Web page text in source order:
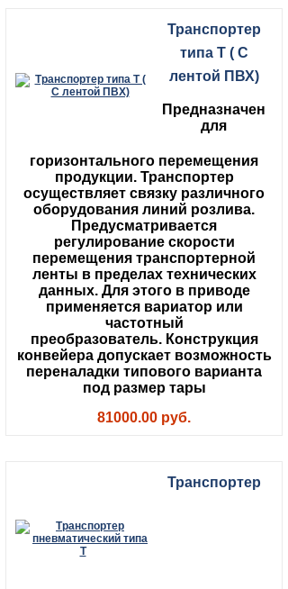
Транспортер
типа Т ( С
лентой ПВХ)
Предназначен
для
горизонтального перемещения
продукции. Транспортер
осуществляет связку различного
оборудования линий розлива.
Предусматривается
регулирование скорости
перемещения транспортерной
ленты в пределах технических
данных. Для этого в приводе
применяется вариатор или
частотный
преобразователь. Конструкция
конвейера допускает возможность
переналадки типового варианта
под размер тары
81000.00 руб.
Транспортер